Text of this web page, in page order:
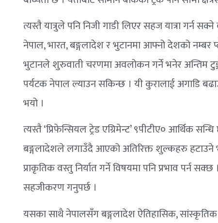
त्यस्तै यात्रुले पनि निजी गाडी लिएर सहज यात्रा गर्न
नेपाल, भारत, बङ्गलादेश र भुटानमा आफ्नो देशको नम्बर
भुटानले शुरुवाती चरणमा अवलोकन गर्ने भनेर अन्तिम
पर्यटक नेपाल ल्याउन सकिन्छ । यी कुरालाई अगाडि
भयो ।
त्यस्तै ‘प्रिफेन्सियल ट्रेड एग्रिमेन्ट’ ९पीटीए० आर्थिक
बङ्गलादेशले लगाउँदै आएको अतिरिक्त शुल्कहरु हटाउने
प्राकृतिक वस्तु निर्यात गर्ने विषयमा पनि प्रभाव
सहजीकरण गनुपर्छ ।
यसका साथै नेपालसँग बङ्गलादेश ऐतिहासिक, सांस्कृतिक